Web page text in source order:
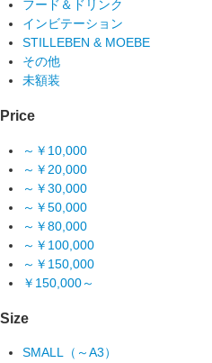
フード＆ドリンク
インビテーション
STILLEBEN & MOEBE
その他
未額装
Price
～￥10,000
～￥20,000
～￥30,000
～￥50,000
～￥80,000
～￥100,000
～￥150,000
￥150,000～
Size
SMALL（～A3）